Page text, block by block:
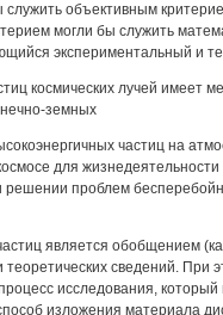
объективным
могли бы служить
экспериментальный и
космических лучей имеет
земных
частиц на
для жизнедеятельности
проблем
является обобщением
сведений. При
исследования,
изложения материала